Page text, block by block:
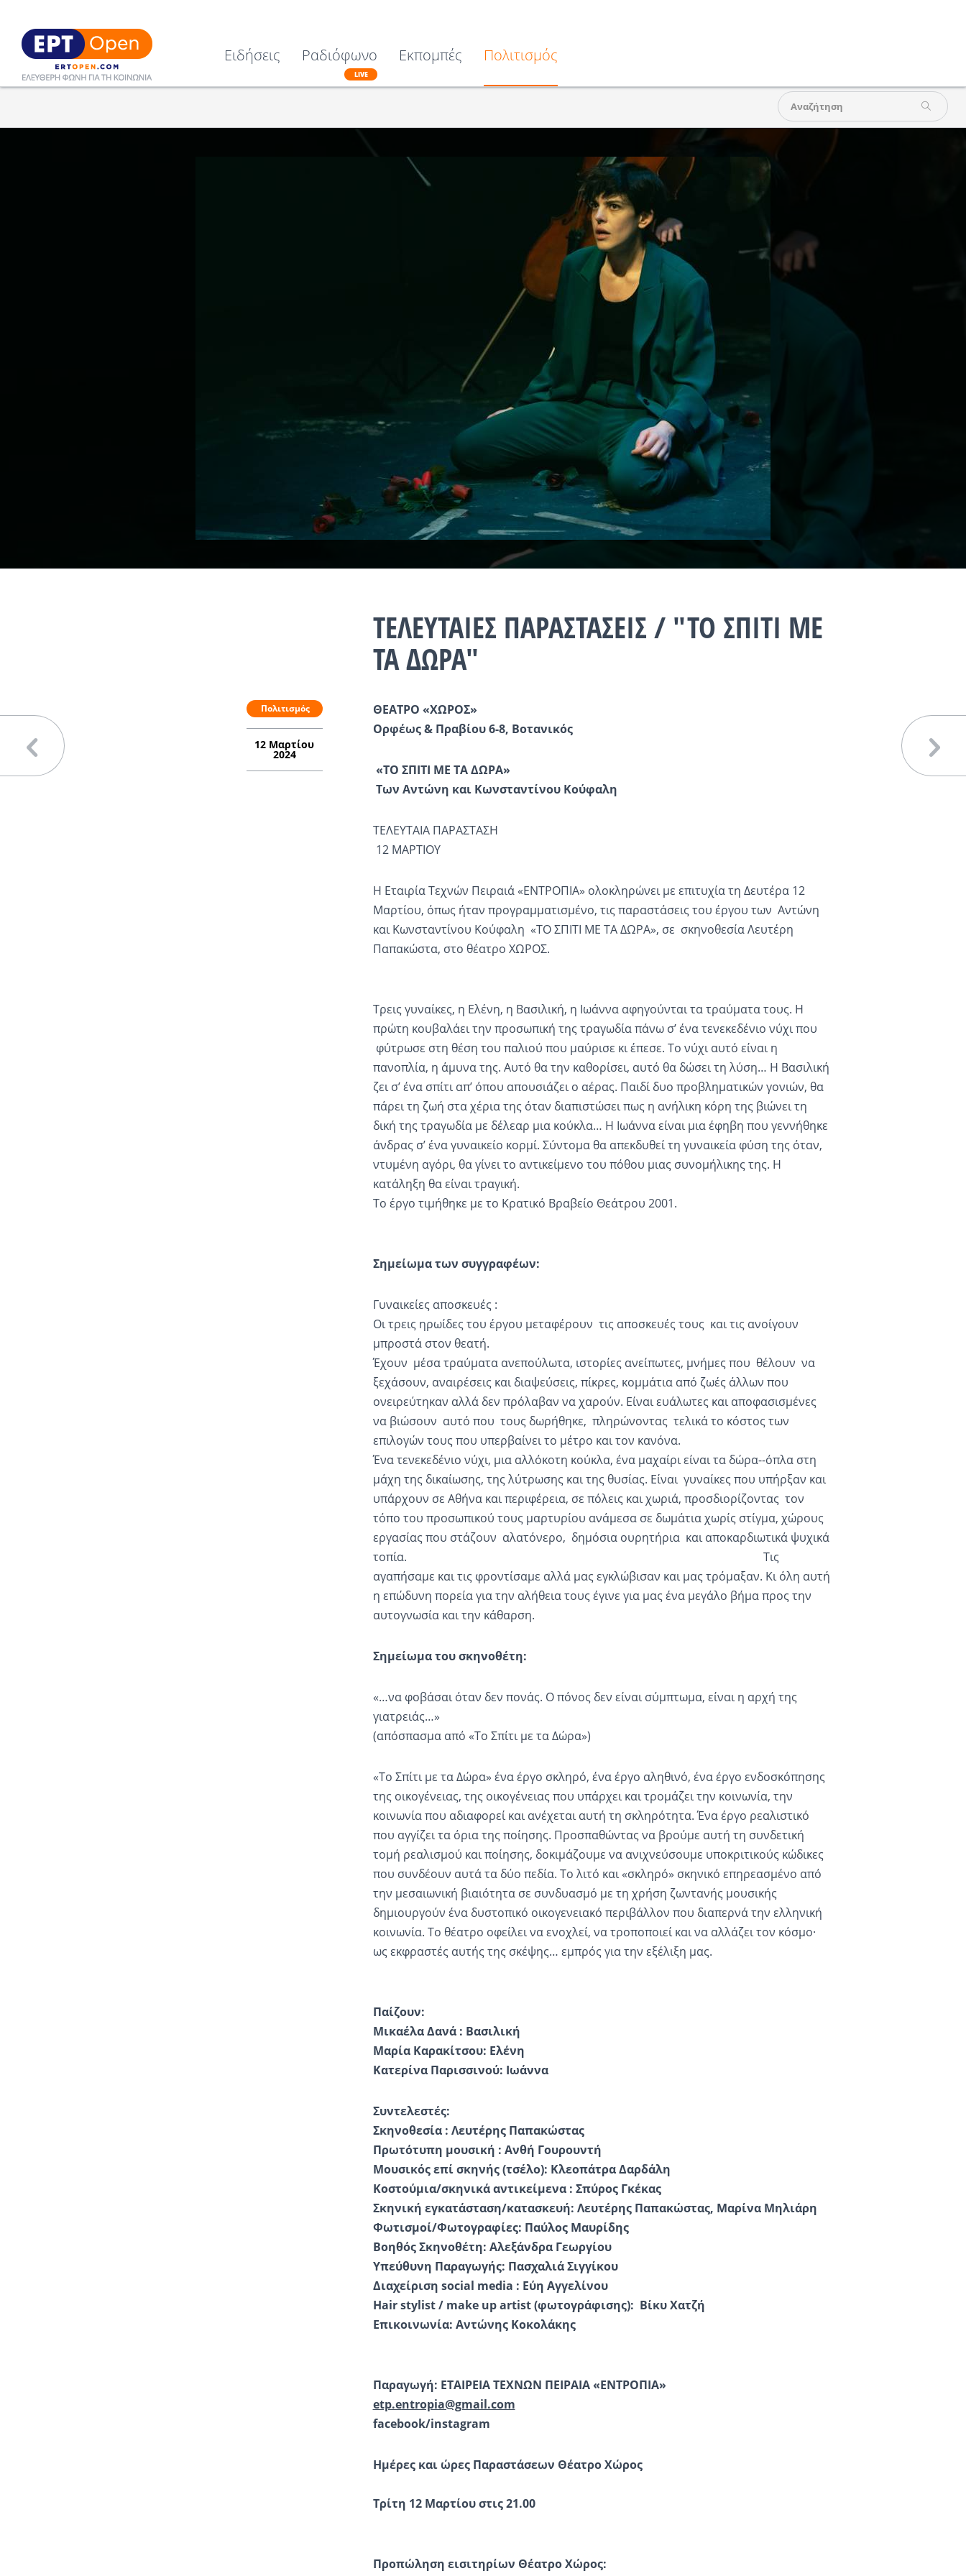
Ειδήσεις Ραδιόφωνο
LIVE
Εκπομπές Πολιτισμός
ΤΕΛΕΥΤΑΙΕΣ ΠΑΡΑΣΤΑΣΕΙΣ / "ΤΟ ΣΠΙΤΙ ΜΕ
ΤΑ ΔΩΡΑ"
Πολιτισμός
12 Μαρτίου
2024
ΘΕΑΤΡΟ «ΧΩΡΟΣ»
Ορφέως & Πραβίου 6-8, Βοτανικός
«ΤΟ ΣΠΙΤΙ ΜΕ ΤΑ ΔΩΡΑ»
Των Αντώνη και Κωνσταντίνου Κούφαλη
ΤΕΛΕΥΤΑΙΑ ΠΑΡΑΣΤΑΣΗ
12 ΜΑΡΤΙΟΥ
Η Εταιρία Τεχνών Πειραιά «ΕΝΤΡΟΠΙΑ» ολοκληρώνει με επιτυχία τη Δευτέρα 12
Μαρτίου, όπως ήταν προγραμματισμένο, τις παραστάσεις του έργου των Αντώνη
και Κωνσταντίνου Κούφαλη «ΤΟ ΣΠΙΤΙ ΜΕ ΤΑ ΔΩΡΑ», σε σκηνοθεσία Λευτέρη
Παπακώστα, στο θέατρο ΧΩΡΟΣ.
Τρεις γυναίκες, η Ελένη, η Βασιλική, η Ιωάννα αφηγούνται τα τραύματα τους. Η
πρώτη κουβαλάει την προσωπική της τραγωδία πάνω σ’ ένα τενεκεδένιο νύχι που
φύτρωσε στη θέση του παλιού που μαύρισε κι έπεσε. Το νύχι αυτό είναι η
πανοπλία, η άμυνα της. Αυτό θα την καθορίσει, αυτό θα δώσει τη λύση… Η Βασιλική
ζει σ’ ένα σπίτι απ’ όπου απουσιάζει ο αέρας. Παιδί δυο προβληματικών γονιών, θα
πάρει τη ζωή στα χέρια της όταν διαπιστώσει πως η ανήλικη κόρη της βιώνει τη
δική της τραγωδία με δέλεαρ μια κούκλα… Η Ιωάννα είναι μια έφηβη που γεννήθηκε
άνδρας σ’ ένα γυναικείο κορμί. Σύντομα θα απεκδυθεί τη γυναικεία φύση της όταν,
ντυμένη αγόρι, θα γίνει το αντικείμενο του πόθου μιας συνομήλικης της. Η
κατάληξη θα είναι τραγική.
Το έργο τιμήθηκε με το Κρατικό Βραβείο Θεάτρου 2001.
Σημείωμα των συγγραφέων:
Γυναικείες αποσκευές :
Οι τρεις ηρωίδες του έργου μεταφέρουν τις αποσκευές τους και τις ανοίγουν
μπροστά στον θεατή.
Έχουν μέσα τραύματα ανεπούλωτα, ιστορίες ανείπωτες, μνήμες που θέλουν να
ξεχάσουν, αναιρέσεις και διαψεύσεις, πίκρες, κομμάτια από ζωές άλλων που
ονειρεύτηκαν αλλά δεν πρόλαβαν να χαρούν. Είναι ευάλωτες και αποφασισμένες
να βιώσουν αυτό που τους δωρήθηκε, πληρώνοντας τελικά το κόστος των
επιλογών τους που υπερβαίνει το μέτρο και τον κανόνα.
Ένα τενεκεδένιο νύχι, μια αλλόκοτη κούκλα, ένα μαχαίρι είναι τα δώρα--όπλα στη
μάχη της δικαίωσης, της λύτρωσης και της θυσίας. Είναι γυναίκες που υπήρξαν και
υπάρχουν σε Αθήνα και περιφέρεια, σε πόλεις και χωριά, προσδιορίζοντας τον
τόπο του προσωπικού τους μαρτυρίου ανάμεσα σε δωμάτια χωρίς στίγμα, χώρους
εργασίας που στάζουν αλατόνερο, δημόσια ουρητήρια και αποκαρδιωτικά ψυχικά
τοπία. Τις
αγαπήσαμε και τις φροντίσαμε αλλά μας εγκλώβισαν και μας τρόμαξαν. Κι όλη αυτή
η επώδυνη πορεία για την αλήθεια τους έγινε για μας ένα μεγάλο βήμα προς την
αυτογνωσία και την κάθαρση.
Σημείωμα του σκηνοθέτη:
«…να φοβάσαι όταν δεν πονάς. Ο πόνος δεν είναι σύμπτωμα, είναι η αρχή της
γιατρειάς…»
(απόσπασμα από «Το Σπίτι με τα Δώρα»)
«Το Σπίτι με τα Δώρα» ένα έργο σκληρό, ένα έργο αληθινό, ένα έργο ενδοσκόπησης
της οικογένειας, της οικογένειας που υπάρχει και τρομάζει την κοινωνία, την
κοινωνία που αδιαφορεί και ανέχεται αυτή τη σκληρότητα. Ένα έργο ρεαλιστικό
που αγγίζει τα όρια της ποίησης. Προσπαθώντας να βρούμε αυτή τη συνδετική
τομή ρεαλισμού και ποίησης, δοκιμάζουμε να ανιχνεύσουμε υποκριτικούς κώδικες
που συνδέουν αυτά τα δύο πεδία. Το λιτό και «σκληρό» σκηνικό επηρεασμένο από
την μεσαιωνική βιαιότητα σε συνδυασμό με τη χρήση ζωντανής μουσικής
δημιουργούν ένα δυστοπικό οικογενειακό περιβάλλον που διαπερνά την ελληνική
κοινωνία. Το θέατρο οφείλει να ενοχλεί, να τροποποιεί και να αλλάζει τον κόσμο·
ως εκφραστές αυτής της σκέψης… εμπρός για την εξέλιξη μας.
Παίζουν:
Μικαέλα Δανά : Βασιλική
Μαρία Καρακίτσου: Ελένη
Κατερίνα Παρισσινού: Ιωάννα
Συντελεστές:
Σκηνοθεσία : Λευτέρης Παπακώστας
Πρωτότυπη μουσική : Ανθή Γουρουντή
Μουσικός επί σκηνής (τσέλο): Κλεοπάτρα Δαρδάλη
Κοστούμια/σκηνικά αντικείμενα : Σπύρος Γκέκας
Σκηνική εγκατάσταση/κατασκευή: Λευτέρης Παπακώστας, Μαρίνα Μηλιάρη
Φωτισμοί/Φωτογραφίες: Παύλος Μαυρίδης
Βοηθός Σκηνοθέτη: Αλεξάνδρα Γεωργίου
Υπεύθυνη Παραγωγής: Πασχαλιά Σιγγίκου
Διαχείριση social media : Εύη Αγγελίνου
Hair stylist / make up artist (φωτογράφισης): Βίκυ Χατζή
Επικοινωνία: Αντώνης Κοκολάκης
Παραγωγή: ΕΤΑΙΡΕΙΑ ΤΕΧΝΩΝ ΠΕΙΡΑΙΑ «ΕΝΤΡΟΠΙΑ»
etp.entropia@gmail.com
facebook/instagram
Ημέρες και ώρες Παραστάσεων Θέατρο Χώρος
Τρίτη 12 Μαρτίου στις 21.00
Προπώληση εισιτηρίων Θέατρο Χώρος: